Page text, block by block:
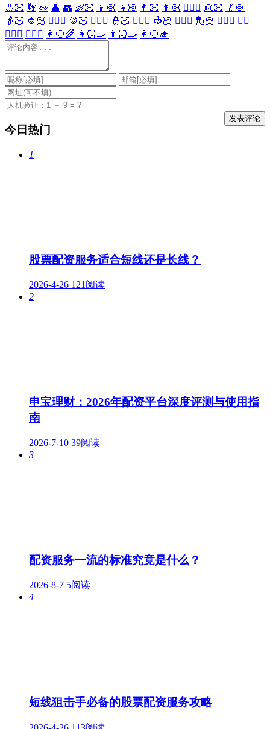
👃🏻 👣 👀 👤 👥 👶🏻 👦🏻 👧🏻 👨🏻 👩🏻 👱🏻‍♀️ 👱🏻
👴🏻
👵🏻 👲🏻 👳🏻‍♀️ 👳🏻 👮🏻‍♀️ 👮🏻 👷🏻‍♀️ 👷🏻 💂🏻‍♀️ 💂🏻 🕵🏻‍♀️ 🕵🏻
👩🏻‍⚕️ 👨🏻‍⚕️ 👩🏻‍🌾 👩🏻‍🍳 👨🏻‍🍳 👩🏻‍🎓
今日热门
1
股票配资服务适合短线还是长线？
2026-4-26 121阅读
2
申宝理财：2026年配资平台深度评测与使用指
南
2026-7-10 39阅读
3
配资服务一流的标准究竟是什么？
2026-8-7 5阅读
4
短线狙击手必备的股票配资服务攻略